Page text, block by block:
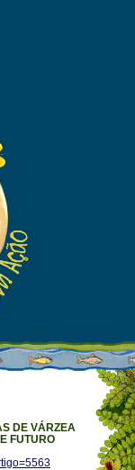
DE VÁRZEA
FUTURO